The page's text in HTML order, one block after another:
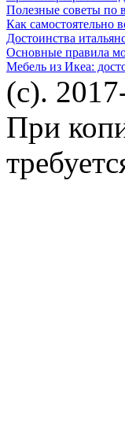
Полезные советы по
Как самостоятельно
Достоинства
Основные правила
Мебель из Икеа:
(c).
При